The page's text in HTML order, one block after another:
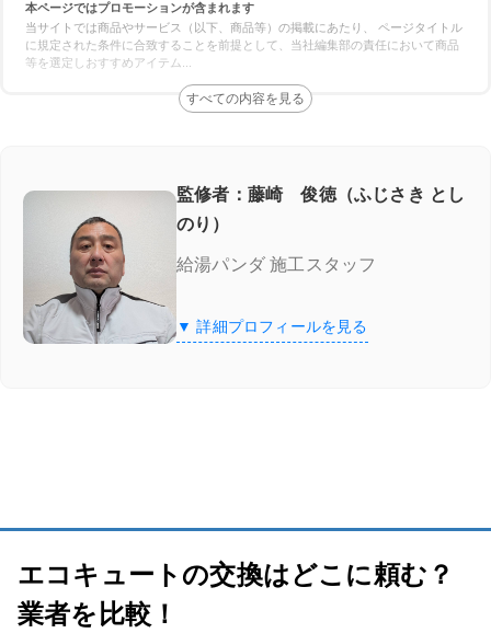
エコキュート専門業者の選び方！ここをチェック
施工実績が豊富＆口コミが良い
チカラもち
チカラもちの3つの特徴
湯ドクターの口コミ
交換できるくん
本ページではプロモーションが含まれます
当サイトでは商品やサービス（以下、商品等）の掲載にあたり、 ページタイトル
に規定された条件に合致することを前提として、当社編集部の責任において商品
等を選定しおすすめアイテム
監修者：藤崎 俊徳（ふじさき とし
のり）
給湯パンダ 施工スタッフ
▼ 詳細プロフィールを見る
エコキュートの交換はどこに頼む？
業者を比較！